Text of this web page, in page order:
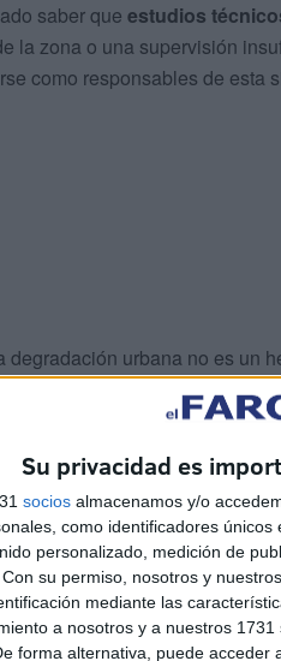
Su privacidad es
socios almacenamos y/o
como identificadores
personalizado, medición de
Con su permiso, nosotros y
mediante las
a nosotros y a nuestros
forma alternativa, puede
saber que estudios
la zona o una supervisión
como responsables de esta
urbana no es un
entre la población.
estructurales como el
profunda crisis de confianza